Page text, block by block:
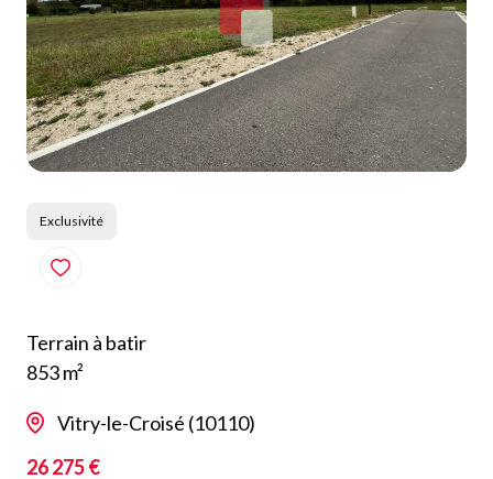
Blog
Exclusivité
Terrain à batir
853 m²
Vitry-le-Croisé (10110)
26 275 €